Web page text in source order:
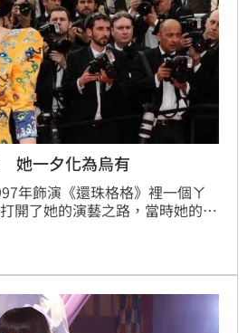
她一夕化為烏有
年飾演《還珠格格》裡一個ㄚ
開了她的演藝之路，當時她的片
。今年卻因為「陰陽合同」涉嫌
民幣（約台幣39.2億元），這
，這20年的積累毀於一旦。